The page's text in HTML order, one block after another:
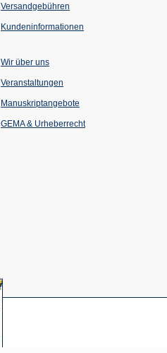
Versandgebühren
Kundeninformationen
Wir über uns
Veranstaltungen
einem
Tab)
Manuskriptangebote
GEMA & Urheberrecht
(Öffnet
in